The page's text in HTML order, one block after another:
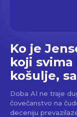
Ko je
koji
košulje,
Doba AI ne traje
čovečanstvo na
deceniju